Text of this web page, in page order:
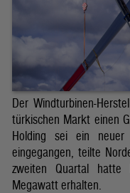
Der Windturbinen-
türkischen Markt einen
Holding sei ein
eingegangen, teilte
zweiten Quartal hatte
Megawatt erhalten.